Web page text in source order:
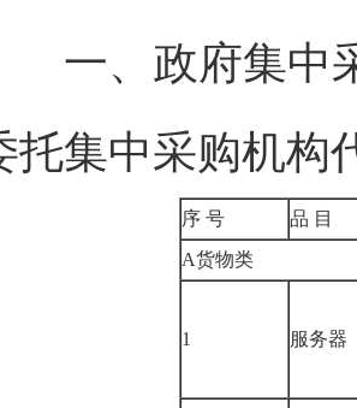
一、政府集中
托集中采购机构
序 号
品 目
A货物类
1 服务器